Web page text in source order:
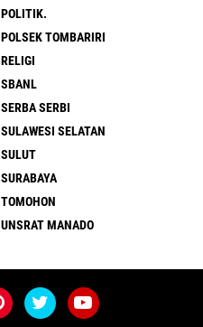
POLITIK.
POLSEK TOMBARIRI
RELIGI
SBANL
SERBA SERBI
SULAWESI SELATAN
SULUT
SURABAYA
TOMOHON
UNSRAT MANADO